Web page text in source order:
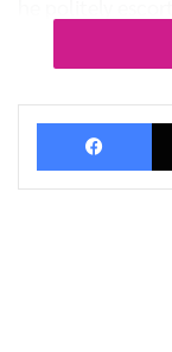
save their
บทความที่เกี่ยวข้อง